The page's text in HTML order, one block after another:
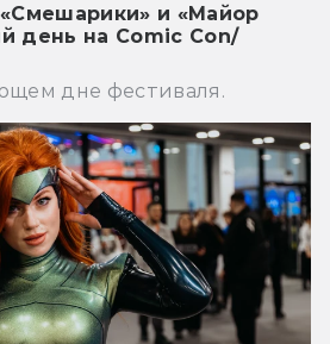
и «Майор
день на Comic Con/
дне фестиваля.